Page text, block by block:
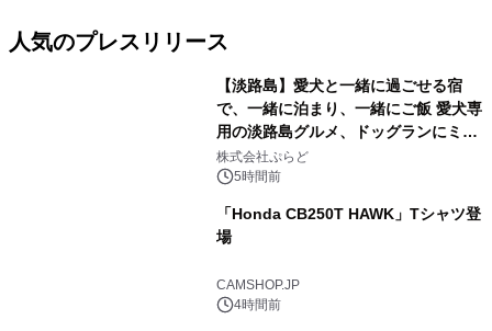
人気のプレスリリース
【淡路島】愛犬と一緒に過ごせる宿
で、一緒に泊まり、一緒にご飯 愛犬専
用の淡路島グルメ、ドッグランにミニ
プール グランピングとトレーラーハウ
スの2施設で
株式会社ぷらど
5時間前
「Honda CB250T HAWK」Tシャツ登
場
CAMSHOP.JP
4時間前